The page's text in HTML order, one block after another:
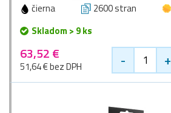
čierna 2600 stran
Skladom > 9 ks
63,52 €
51,64 € bez DPH - +